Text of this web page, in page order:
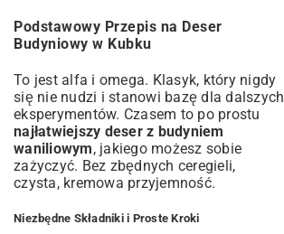
Podstawowy Przepis na Deser
Budyniowy w Kubku
To jest alfa i omega. Klasyk, który nigdy
się nie nudzi i stanowi bazę dla dalszych
eksperymentów. Czasem to po prostu
najłatwiejszy deser z budyniem
waniliowym, jakiego możesz sobie
zażyczyć. Bez zbędnych ceregieli,
czysta, kremowa przyjemność.
Niezbędne Składniki i Proste Kroki